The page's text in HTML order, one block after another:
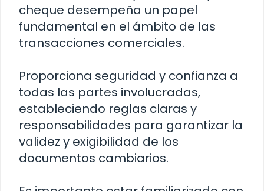
cheque desempeña un papel
fundamental en el ámbito de las
transacciones comerciales.
Proporciona seguridad y confianza a
todas las partes involucradas,
estableciendo reglas claras y
responsabilidades para garantizar la
validez y exigibilidad de los
documentos cambiarios.